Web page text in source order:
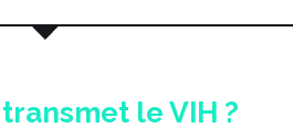
le VIH ?